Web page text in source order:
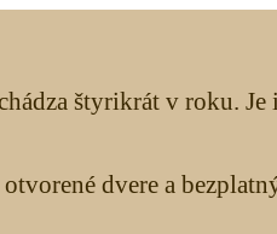
štyrikrát v roku.
dvere a